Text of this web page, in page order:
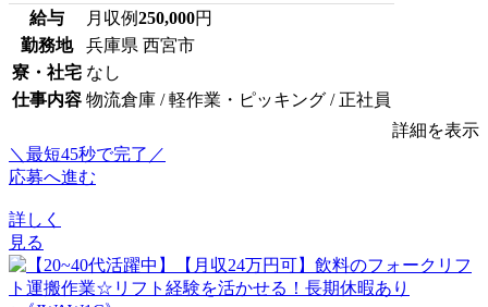
給与 月収例250,000円
勤務地
兵庫県 西宮市
寮・社宅 なし
仕事内容 物流倉庫 / 軽作業・ピッキング / 正社員
詳細を表示
＼最短45秒で完了／
応募へ進む
詳しく
見る